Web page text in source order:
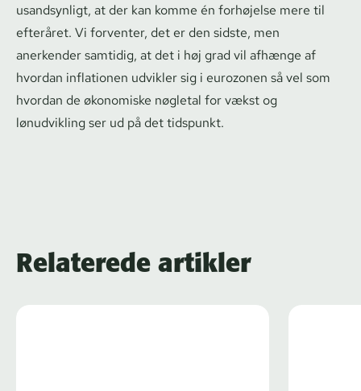
usandsynligt, at der kan komme én forhøjelse mere til
efteråret. Vi forventer, det er den sidste, men
anerkender samtidig, at det i høj grad vil afhænge af
hvordan inflationen udvikler sig i eurozonen så vel som
hvordan de økonomiske nøgletal for vækst og
lønudvikling ser ud på det tidspunkt.
Relaterede artikler